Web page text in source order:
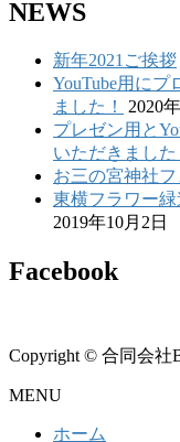
NEWS
新年2021ご挨拶
YouTube用に
ました！
2020
プレゼン用と
いただきました
お三の宮神社フ
東横フラワー緑
2019年10月2日
Facebook
Copyright © 合同会社
MENU
ホーム